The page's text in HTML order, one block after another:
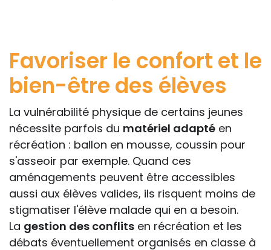
Favoriser le confort et le
bien-être des élèves
La vulnérabilité physique de certains jeunes
nécessite parfois du matériel adapté en
récréation : ballon en mousse, coussin pour
s'asseoir par exemple. Quand ces
aménagements peuvent être accessibles
aussi aux élèves valides, ils risquent moins de
stigmatiser l'élève malade qui en a besoin.
La gestion des conflits en récréation et les
débats éventuellement organisés en classe à